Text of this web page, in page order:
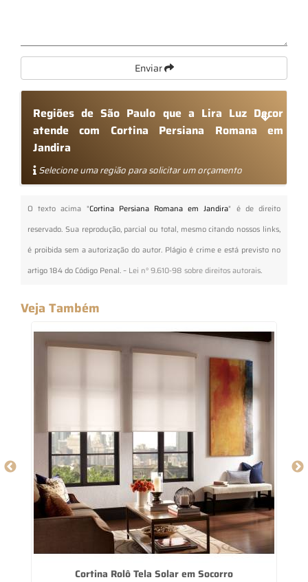
Enviar
Regiões de São Paulo que a Lira Luz Decor
atende com Cortina Persiana Romana em
Jandira
Selecione uma região para solicitar um orçamento
O texto acima "Cortina Persiana Romana em Jandira" é de direito
reservado. Sua reprodução, parcial ou total, mesmo citando nossos links,
é proibida sem a autorização do autor. Plágio é crime e está previsto no
artigo 184 do Código Penal. – Lei n° 9.610-98 sobre direitos autorais.
Veja Também
Cortina Rolô Tela Solar em Socorro